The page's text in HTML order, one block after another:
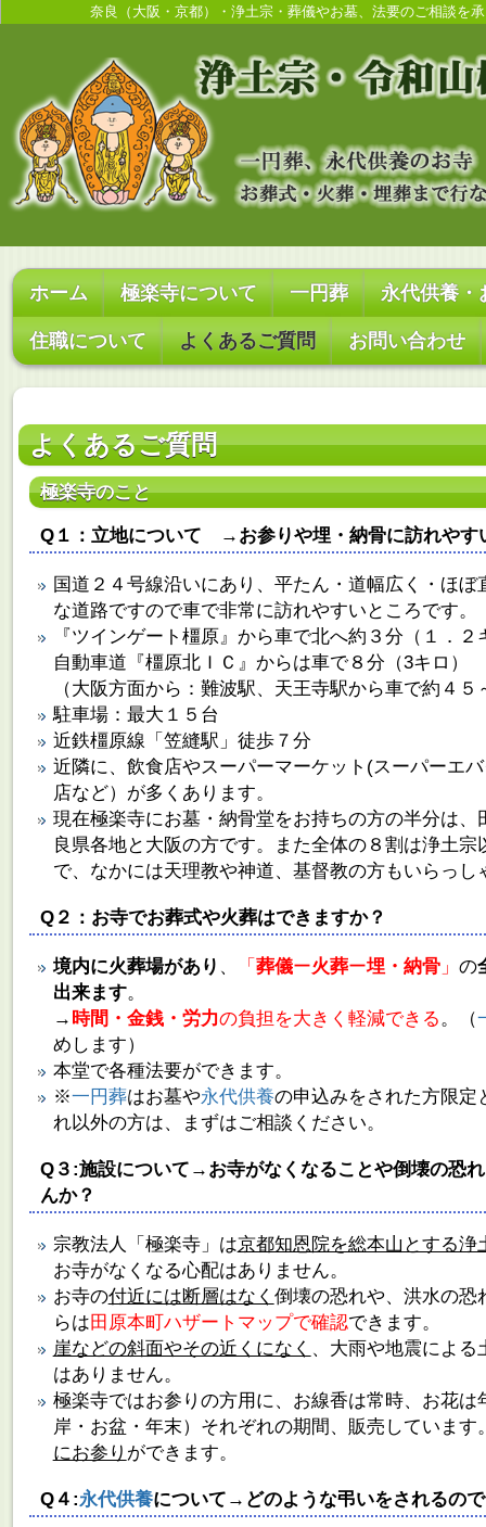
奈良（大阪・京都）・浄土宗・葬儀やお墓、法要のご相談を
ホーム 極楽寺について 一円葬 永代供養・
住職について よくあるご質問 お問い合わせ
よくあるご質問
極楽寺のこと
Q１：立地について →お参りや埋・納骨に訪れやす
国道２４号線沿いにあり、平たん・道幅広く・ほぼ
な道路ですので車で非常に訪れやすいところです。
『ツインゲート橿原』から車で北へ約３分（１．２
自動車道『橿原北ＩＣ』からは車で８分（3キロ）
（大阪方面から：難波駅、天王寺駅から車で約４
駐車場：最大１５台
近鉄橿原線「笠縫駅」徒歩７分
近隣に、飲食店やスーパーマーケット(スーパーエ
店など）が多くあります。
現在極楽寺にお墓・納骨堂をお持ちの方の半分は、
良県各地と大阪の方です。また全体の８割は浄土宗
で、なかには天理教や神道、基督教の方もいらっし
Q２：お寺でお葬式や火葬はできますか？
境内に火葬場があり 、 「 葬儀ー火葬ー埋・納骨」 の
出来ます。
→ 時間・金銭・労力の負担を大きく軽減できる。（
めします）
本堂で各種法要ができます。
※一円葬はお墓や永代供養の申込みをされた方限定
れ以外の方は、まずはご相談ください。
Q３:施設について→お寺がなくなることや倒壊の恐
んか？
宗教法人「極楽寺」は京都知恩院を総本山とする浄
お寺がなくなる心配はありません。
お寺の付近には断層はなく 倒壊の恐れや、洪水の恐
らは田原本町ハザートマップで確認できます。
崖などの斜面やその近くになく 、大雨や地震による
はありません。
極楽寺ではお参りの方用に、お線香は常時、お花は
岸・お盆・年末）それぞれの期間、販売しています
にお参り ができます。
Q４:永代供養について→どのような弔いをされるの